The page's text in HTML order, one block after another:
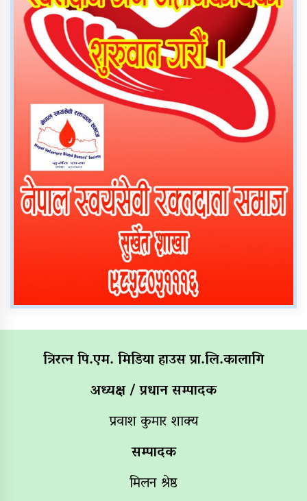
त्रिरत्न पि.एम. मिडिया हाउस प्रा.लि.कालागि
अध्यक्ष / प्रधान सम्पादक
प्रवाश कुमार शाक्य
सम्पादक
मिलन श्रेष्ठ